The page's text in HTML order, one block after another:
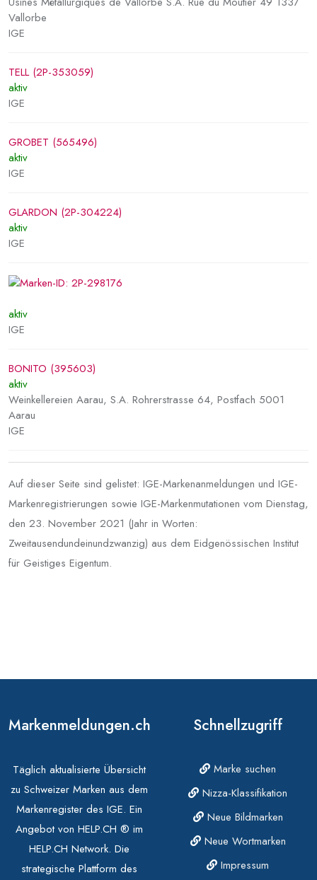
Vallorbe
IGE
TELL (2P-353059)
aktiv
IGE
GROBET (565496)
aktiv
IGE
GLARDON (2P-304224)
aktiv
IGE
aktiv
IGE
BONITO (395603)
aktiv
Weinkellereien Aarau, S.A. Rohrerstrasse 64, Postfach 5001
Aarau
IGE
Auf dieser Seite sind gelistet: IGE-Markenanmeldungen und IGE-
Markenregistrierungen sowie IGE-Markenmutationen vom Dienstag,
den 23. November 2021 (Jahr in Worten:
Zweitausendundeinundzwanzig) aus dem Eidgenössischen Institut
für Geistiges Eigentum.
Markenmeldungen.ch
Täglich aktualisierte Übersicht
zu Schweizer Marken aus dem
Markenregister des IGE. Ein
Angebot von HELP.CH ® im
HELP.CH Network. Die
strategische Plattform des
Schnellzugriff
Marke suchen
Nizza-Klassifikation
Neue Bildmarken
Neue Wortmarken
Impressum